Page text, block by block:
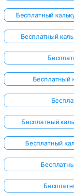
Бесплатный
Бесплатный
Бесплатный
Бесплатный
Бесплатный